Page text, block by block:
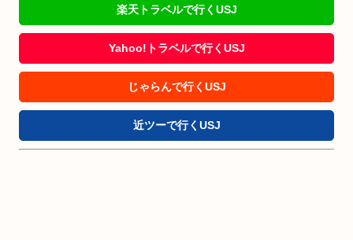
楽天トラベルで行くUSJ
Yahoo!トラベルで行くUSJ
じゃらんで行くUSJ
近ツーで行くUSJ